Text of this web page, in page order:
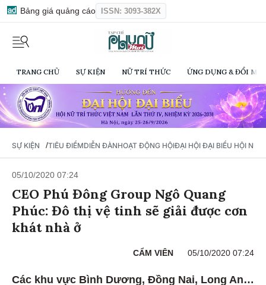
Bảng giá quảng cáo ISSN: 3093-382X
TRANG CHỦ SỰ KIỆN NỮ TRÍ THỨC ỨNG DỤNG & ĐỔI
SỰ KIỆN /TIÊU ĐIỂMDIỄN ĐÀNHOẠT ĐỘNG HỘIĐẠI HỘI ĐẠI BIỂU HỘI NỮ
05/10/2020 07:24
CEO Phú Đông Group Ngô Quang
Phúc: Đô thị vệ tinh sẽ giải được cơn
khát nhà ở
CẨM VIÊN 05/10/2020 07:24
Các khu vực Bình Dương, Đồng Nai, Long An…